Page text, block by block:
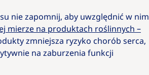
nie zapomnij, aby uwzględnić w nim
mierze na produktach roślinnych –
zmniejsza ryzyko chorób serca,
na zaburzenia funkcji